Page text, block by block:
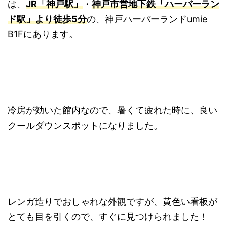
は、 JR「神戸駅」 ・ 神戸市営地下鉄「ハーバーラン
ド駅」より徒歩5分の、神戸ハーバーランドumie
B1Fにあります。
冷房が効いた館内なので、暑くて疲れた時に、良い
クールダウンスポットになりました。
レンガ造りでおしゃれな外観ですが、黄色い看板が
とても目を引くので、すぐに見つけられました！